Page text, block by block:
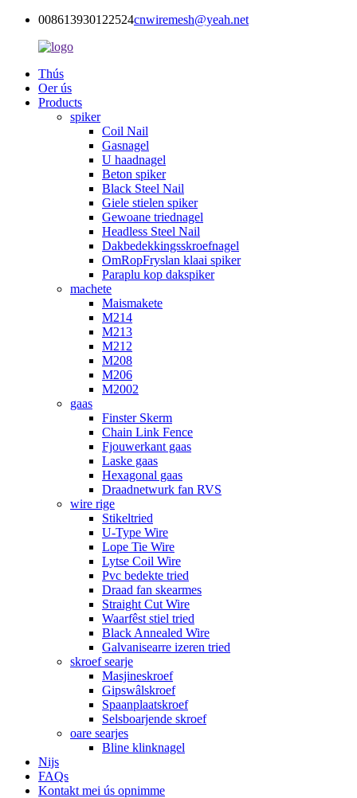
008613930122524cnwiremesh@yeah.net
Thús
Oer ús
Products
spiker
Coil Nail
Gasnagel
U haadnagel
Beton spiker
Black Steel Nail
Giele stielen spiker
Gewoane triednagel
Headless Steel Nail
Dakbedekkingsskroefnagel
OmRopFryslan klaai spiker
Paraplu kop dakspiker
machete
Maismakete
M214
M213
M212
M208
M206
M2002
gaas
Finster Skerm
Chain Link Fence
Fjouwerkant gaas
Laske gaas
Hexagonal gaas
Draadnetwurk fan RVS
wire rige
Stikeltried
U-Type Wire
Lope Tie Wire
Lytse Coil Wire
Pvc bedekte tried
Draad fan skearmes
Straight Cut Wire
Waarfêst stiel tried
Black Annealed Wire
Galvanisearre izeren tried
skroef searje
Masjineskroef
Gipswâlskroef
Spaanplaatskroef
Selsboarjende skroef
oare searjes
Bline klinknagel
Nijs
FAQs
Kontakt mei ús opnimme